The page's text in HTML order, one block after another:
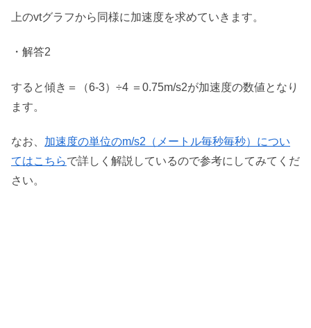
上のvtグラフから同様に加速度を求めていきます。
・解答2
すると傾き＝（6-3）÷4 ＝0.75m/s2が加速度の数値となり
ます。
なお、 加速度の単位のm/s2（メートル毎秒毎秒）につい
てはこちらで詳しく解説しているので参考にしてみてくだ
さい。